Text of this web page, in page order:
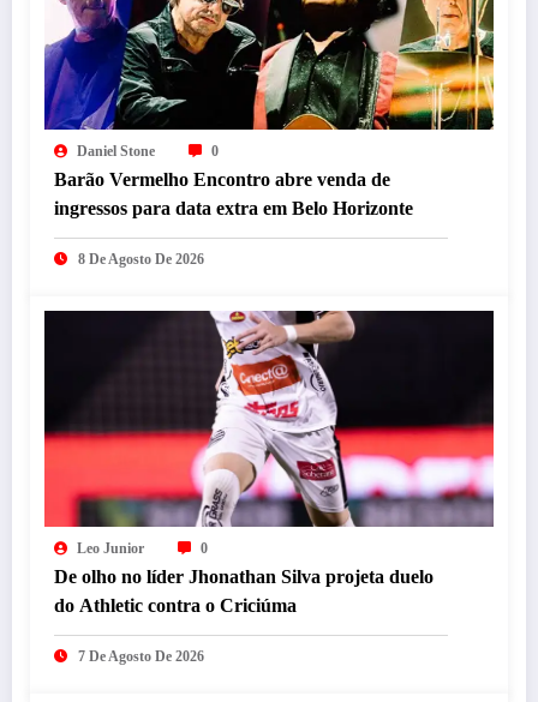
Daniel Stone 0
Barão Vermelho Encontro abre venda de
ingressos para data extra em Belo Horizonte
8 De Agosto De 2026
Leo Junior 0
De olho no líder Jhonathan Silva projeta duelo
do Athletic contra o Criciúma
7 De Agosto De 2026